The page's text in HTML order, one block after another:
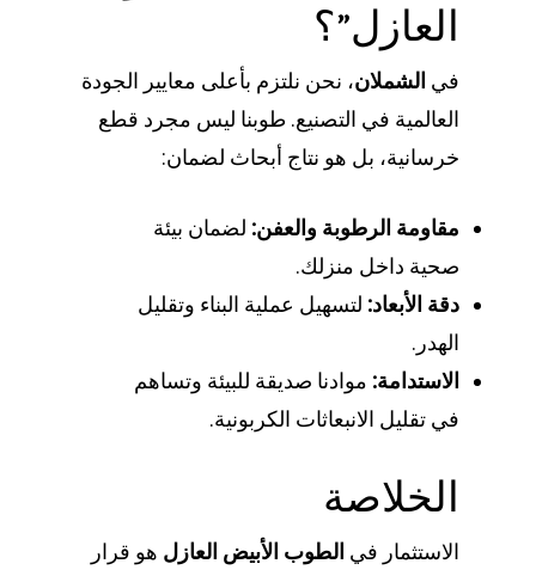
العازل”؟
في الشملان، نحن نلتزم بأعلى معايير الجودة
العالمية في التصنيع. طوبنا ليس مجرد قطع
خرسانية، بل هو نتاج أبحاث لضمان:
مقاومة الرطوبة والعفن: لضمان بيئة
صحية داخل منزلك.
دقة الأبعاد: لتسهيل عملية البناء وتقليل
الهدر.
الاستدامة: موادنا صديقة للبيئة وتساهم
في تقليل الانبعاثات الكربونية.
الخلاصة
الاستثمار في الطوب الأبيض العازل هو قرار